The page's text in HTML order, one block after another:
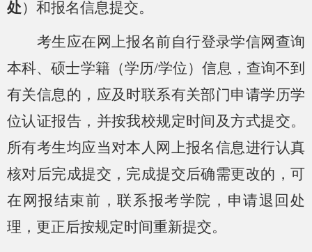
处）和报名信息提交。
考生应在网上报名前自行登录学信网查询
本科、硕士学籍（学历/学位）信息，查询不到
有关信息的，应及时联系有关部门申请学历学
位认证报告，并按我校规定时间及方式提交。
所有考生均应当对本人网上报名信息进行认真
核对后完成提交，完成提交后确需更改的，可
在网报结束前，联系报考学院，申请退回处
理，更正后按规定时间重新提交。